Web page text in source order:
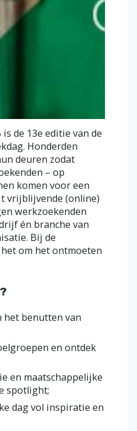
de 13e editie van de
Honderden
deuren zodat
– op
komen voor een
vrijblijvende (online)
werkzoekenden
én branche van
Bij de
om het ontmoeten
het benutten van
en ontdek
en maatschappelijke
spotlight;
dag vol inspiratie en